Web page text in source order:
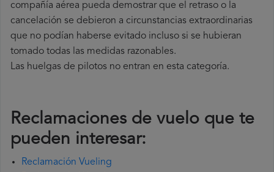
compañía aérea pueda demostrar que el retraso o la
cancelación se debieron a circunstancias extraordinarias
que no podían haberse evitado incluso si se hubieran
tomado todas las medidas razonables.
Las huelgas de pilotos no entran en esta categoría.
Reclamaciones de vuelo que te
pueden interesar:
Reclamación Vueling